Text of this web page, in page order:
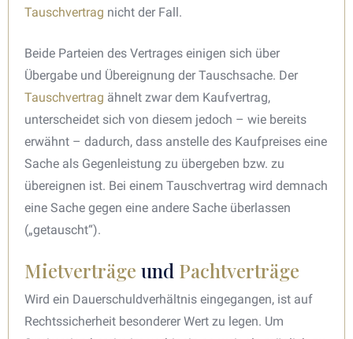
Tauschvertrag nicht der Fall.
Beide Parteien des Vertrages einigen sich über
Übergabe und Übereignung der Tauschsache. Der
Tauschvertrag ähnelt zwar dem Kaufvertrag,
unterscheidet sich von diesem jedoch – wie bereits
erwähnt – dadurch, dass anstelle des Kaufpreises eine
Sache als Gegenleistung zu übergeben bzw. zu
übereignen ist. Bei einem Tauschvertrag wird demnach
eine Sache gegen eine andere Sache überlassen
(„getauscht“).
Mietverträge und Pachtverträge
Wird ein Dauerschuldverhältnis eingegangen, ist auf
Rechtssicherheit besonderer Wert zu legen. Um